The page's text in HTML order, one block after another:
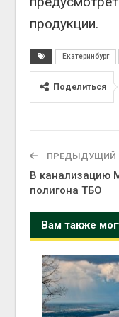
продукции.
Екатеринбург
Поделиться
ПРЕДЫДУЩИЙ
В канализацию
полигона ТБО
Вам также